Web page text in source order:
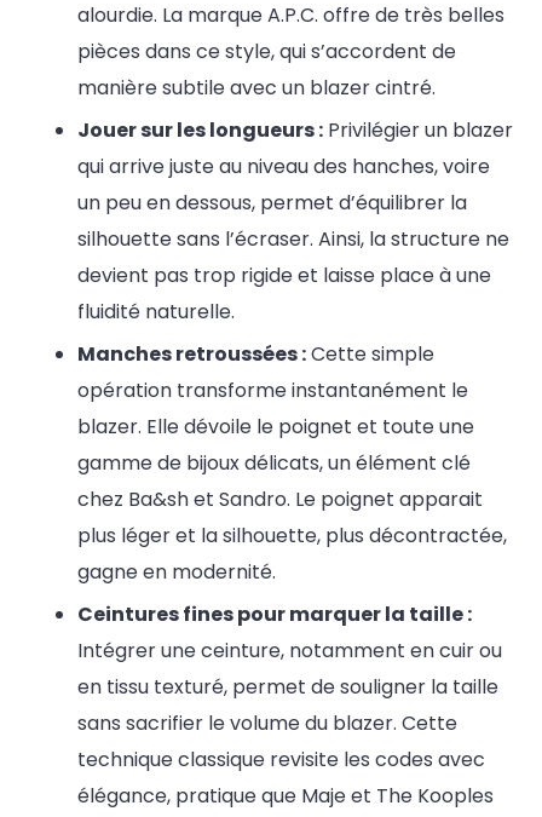
alourdie. La marque A.P.C. offre de très belles
pièces dans ce style, qui s’accordent de
manière subtile avec un blazer cintré.
Jouer sur les longueurs : Privilégier un blazer
qui arrive juste au niveau des hanches, voire
un peu en dessous, permet d’équilibrer la
silhouette sans l’écraser. Ainsi, la structure ne
devient pas trop rigide et laisse place à une
fluidité naturelle.
Manches retroussées :Cette simple
opération transforme instantanément le
blazer. Elle dévoile le poignet et toute une
gamme de bijoux délicats, un élément clé
chez Ba&sh et Sandro. Le poignet apparait
plus léger et la silhouette, plus décontractée,
gagne en modernité.
Ceintures fines pour marquer la taille :
Intégrer une ceinture, notamment en cuir ou
en tissu texturé, permet de souligner la taille
sans sacrifier le volume du blazer. Cette
technique classique revisite les codes avec
élégance, pratique que Maje et The Kooples